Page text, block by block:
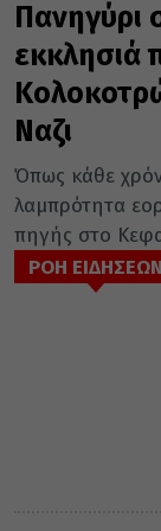
Πανηγύρι
εκκλησιά
Ναζι
Όπως κάθε
λαμπρότητα
πηγής στο
ΡΟΗ ΕΙΔΗΣΕΩΝ